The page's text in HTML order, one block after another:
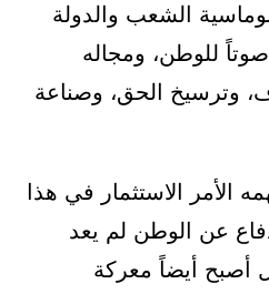
الشعب والدولة
للوطن، ومجاله
وترسيخ الحق، وصناعة
الأمر الاستثمار في هذا
عن الوطن لم يعد
أيضاً معركة